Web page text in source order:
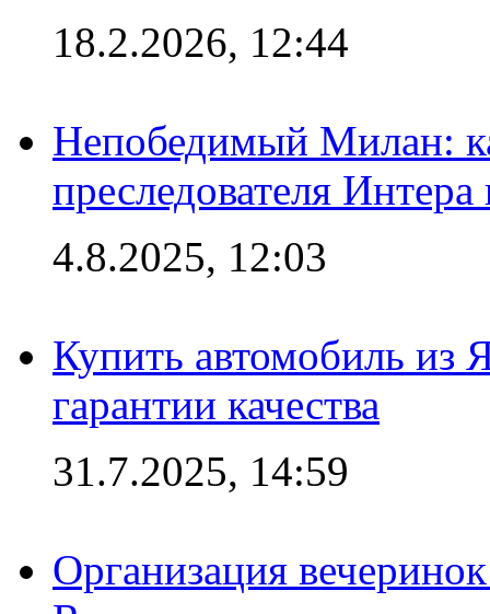
18.2.2026, 12:44
Непобедимый Милан:
преследователя
4.8.2025, 12:03
Купить автомобиль из
гарантии качества
31.7.2025, 14:59
Организация